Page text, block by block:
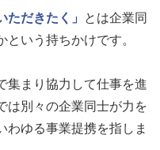
ただきたく」
とは企業同
いう持ちかけです。
集まり協力して仕事を進
は別々の企業同士が力を
わゆる事業提携を指しま